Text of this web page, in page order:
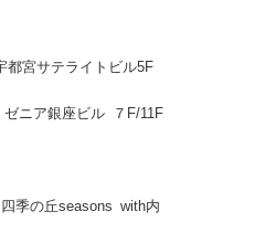
宮サテライトビル5F
ニア銀座ビル ７F/11F
季の丘seasons with内